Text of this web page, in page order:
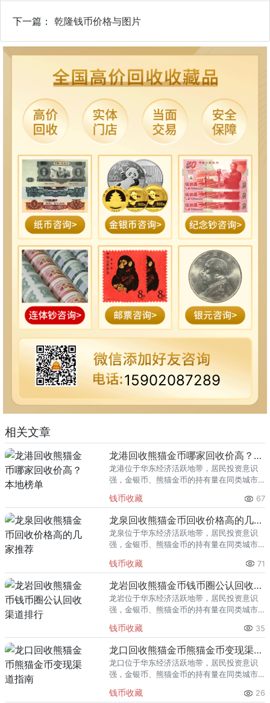
下一篇： 乾隆钱币价格与图片
15902087289
相关文章
龙港回收熊猫金币哪家回收价高？本地榜单
龙港位于华东经济活跃地带，居民投资意识
强，金银币、熊猫金币的持有量在同类城市
熊猫金币的需求就明显升温，但鱼龙混杂的
回收渠道里，能精准识别版别溢
钱币收藏 67
龙泉回收熊猫金币回收价格高的几家推荐
龙泉位于华东经济活跃地带，居民投资意识
强，金银币、熊猫金币的持有量在同类城市
熊猫金币的需求就明显升温，但鱼龙混杂的
回收渠道里，能精准识别版别溢
钱币收藏 71
龙岩回收熊猫金币钱币圈公认回收渠道排行
龙岩位于华东经济活跃地带，居民投资意识
强，金银币、熊猫金币的持有量在同类城市
熊猫金币的需求就明显升温，但鱼龙混杂的
回收渠道里，能精准识别版别溢
钱币收藏 35
龙口回收熊猫金币熊猫金币变现渠道指南
龙口位于华东经济活跃地带，居民投资意识
强，金银币、熊猫金币的持有量在同类城市
熊猫金币的需求就明显升温，但鱼龙混杂的
钱币收藏 26